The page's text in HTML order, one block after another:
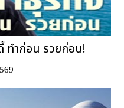
ทำก่อน รวยก่อน!